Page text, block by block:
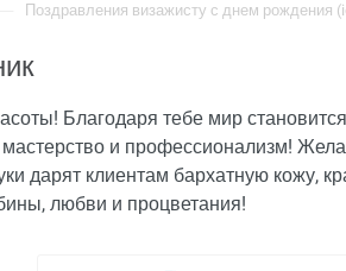
Поздравления визажисту с днем рождения
Благодаря тебе мир
и профессионализм!
дарят клиентам бархатную кожу,
любви и процветания!